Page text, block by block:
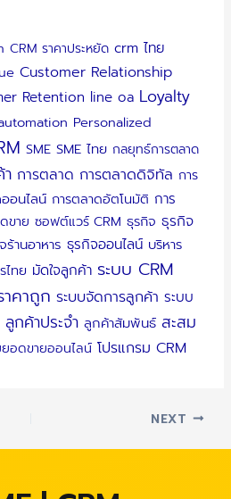
CRM ราคาประหยัด crm ไทย
Customer Relationship
Retention line oa Loyalty
Personalized
SME SME ไทย กลยุทธ์การตลาด
การตลาด การตลาดดิจิทัล การ
อนไลน์ การตลาดอัตโนมัติ การ
ขาย ซอฟต์แวร์ CRM ธุรกิจ ธุรกิจ
ร้านอาหาร ธุรกิจออนไลน์ บริหาร
ไทย มัดใจลูกค้า ระบบ CRM
คาถูก ระบบจัดการลูกค้า ระบบ
ลูกค้าประจำ ลูกค้าสัมพันธ์ สะสม
อดขายออนไลน์ โปรแกรม CRM
NEXT